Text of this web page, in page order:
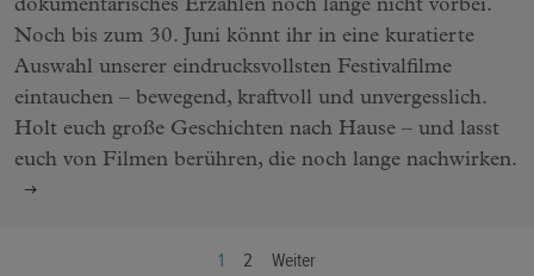
dokumentarisches Erzählen noch lange nicht vorbei.
Noch bis zum 30. Juni könnt ihr in eine kuratierte
Auswahl unserer eindrucksvollsten Festivalfilme
eintauchen – bewegend, kraftvoll und unvergesslich.
Holt euch große Geschichten nach Hause – und lasst
euch von Filmen berühren, die noch lange nachwirken.
1 2 Weiter